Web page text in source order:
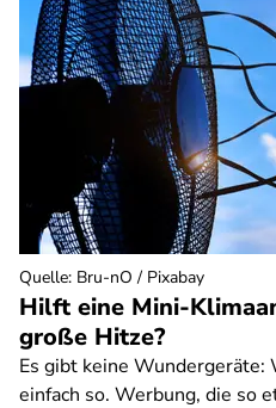
Hilft eine Mini-
große Hitze?
Es gibt keine
einfach so. Werbung, die so
Quelle: Bru-nO / Pixabay